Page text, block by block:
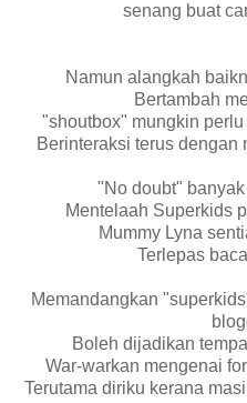
senang buat
Namun alangkah
Bertambah
"shoutbox" mungkin
Berinteraksi terus dengan
"No doubt"
Mentelaah Superkids
Mummy Lyna
Terlepas
Memandangkan
Boleh dijadikan
War-warkan mengenai
Terutama diriku kerana